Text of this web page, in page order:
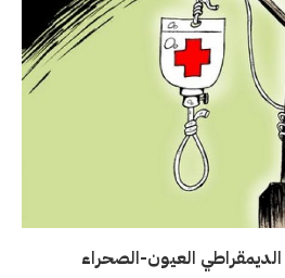
العيون-الصحراء